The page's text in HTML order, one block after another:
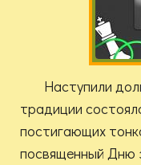
Наступили
традиции
постигающих
посвященный Дню